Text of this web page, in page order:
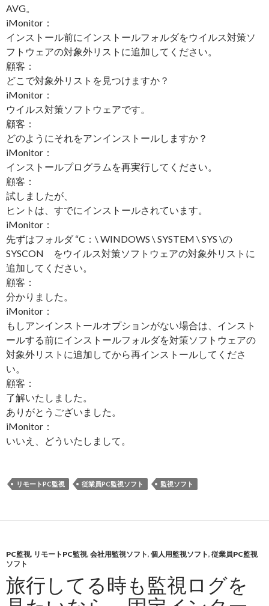
AVG。
iMonitor：
インストール前にインストールフォルダをウイルス対策ソ
フトウェアの対象外リストに追加してください。
顧客：
どこで対象外リストを見つけますか？
iMonitor：
ウイルス対策ソフトウェアです。
顧客：
どのようにそれをアンインストールしますか？
iMonitor：
インストールプログラムを再実行してください。
顧客：
試しましたが、
ヒントは、すでにインストールされています。
iMonitor：
先ずはフォルダ “C：\ WINDOWS \ SYSTEM \ SYS \の
SYSCON をウイルス対策ソフトウェアの対象外リストに
追加してください。
顧客：
分かりました。
iMonitor：
もしアンインストールオプションがない場合は、インスト
ールする前にインストールフォルダを対策ソフトウェアの
対象外リストに追加してから再インストールしてくださ
い。
顧客：
了解いたしました。
ありがとうございました。
iMonitor：
いいえ、どういたしまして。
リモートPC監視 従業員PC監視ソフト 監視ソフト
PC監視, リモートPC監視, 会社用監視ソフト, 個人用監視ソフト, 従業員PC監視
ソフト
旅行してる時も監視ログを